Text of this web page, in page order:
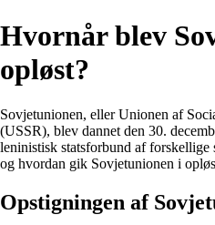
Hvornår blev
opløst?
Sovjetunionen, eller Unionen af
(USSR), blev dannet den 30.
leninistisk statsforbund af
og hvordan gik Sovjetunionen i
Opstigningen af